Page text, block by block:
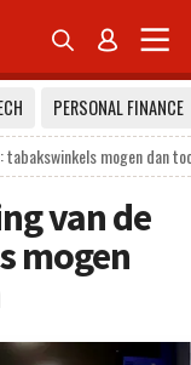
 
PERSONAL FINANCE
mogen dan
van de
mogen